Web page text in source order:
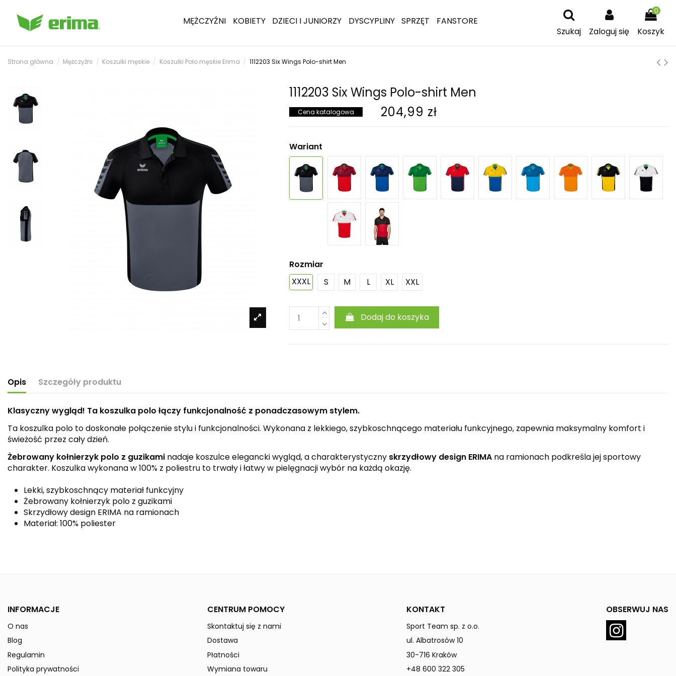
MĘŻCZYŹNI KOBIETY DZIECI I JUNIORZY DYSCYPLINY SPRZĘT
FANSTORE
Szukaj
Zaloguj się
0
Koszyk
Strona główna Mężczyźni Koszulki męskie Koszulki Polo męskie Erima 1112203 Six Wings Polo-shirt Men
1112203 Six Wings Polo-shirt Men
Cena katalogowa 204,99 zł
Wariant
Rozmiar
XXXL
S M L XL XXL
Dodaj do koszyka
Opis Szczegóły produktu
Klasyczny wygląd! Ta koszulka polo łączy funkcjonalność z ponadczasowym stylem.
Ta koszulka polo to doskonałe połączenie stylu i funkcjonalności. Wykonana z lekkiego, szybkoschnącego materiału funkcyjnego, zapewnia maksymalny komfort i
świeżość przez cały dzień.
Żebrowany kołnierzyk polo z guzikami nadaje koszulce elegancki wygląd, a charakterystyczny skrzydłowy design ERIMA na ramionach podkreśla jej sportowy
charakter. Koszulka wykonana w 100% z poliestru to trwały i łatwy w pielęgnacji wybór na każdą okazję.
Lekki, szybkoschnący materiał funkcyjny
Żebrowany kołnierzyk polo z guzikami
Skrzydłowy design ERIMA na ramionach
Materiał: 100% poliester
Indeks
W magazynie
ean13 4062075111438
» Podmiot odpowiedzialny
INFORMACJE
O nas
Blog
Regulamin
Polityka prywatności
CENTRUM POMOCY
Skontaktuj się z nami
Dostawa
Płatności
Wymiana towaru
KONTAKT
Sport Team sp. z o.o.
ul. Albatrosów 10
30-716 Kraków
+48 600 322 305
OBSERWUJ NAS